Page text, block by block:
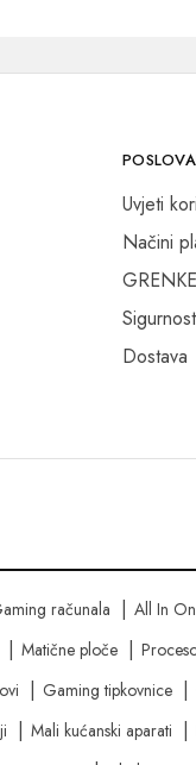
Uvjeti
Načini
Dostava
računala All In
Matične ploče
Gaming tipkovnice
Mali kućanski aparati